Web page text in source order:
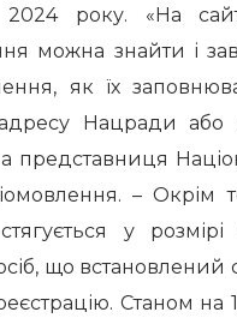
2024 року. «На
можна знайти і
як їх
Нацради
представниця
– Окрім
у
що встановлений
Станом на